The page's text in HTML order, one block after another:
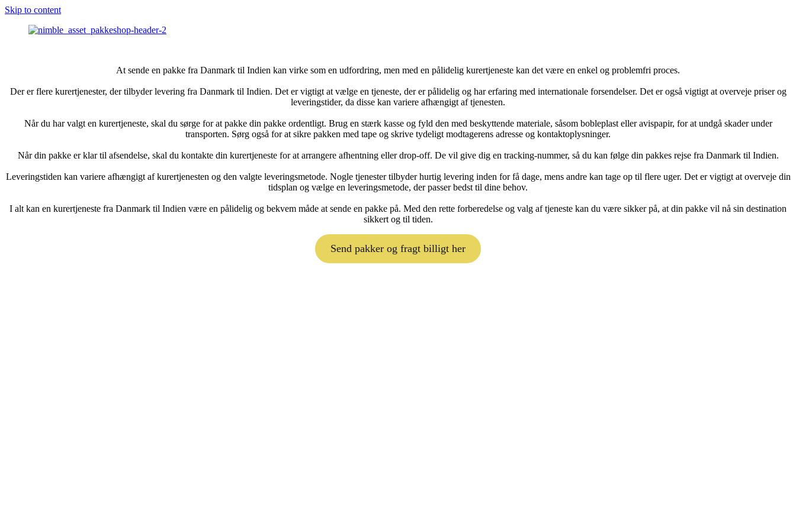
Skip to content
At sende en pakke fra Danmark til Indien kan virke som en udfordring, men med en pålidelig kurertjeneste kan det være en enkel og problemfri proces.
Der er flere kurertjenester, der tilbyder levering fra Danmark til Indien. Det er vigtigt at vælge en tjeneste, der er pålidelig og har erfaring med internationale forsendelser. Det er også vigtigt at overveje priser og
leveringstider, da disse kan variere afhængigt af tjenesten.
Når du har valgt en kurertjeneste, skal du sørge for at pakke din pakke ordentligt. Brug en stærk kasse og fyld den med beskyttende materiale, såsom bobleplast eller avispapir, for at undgå skader under
transporten. Sørg også for at sikre pakken med tape og skrive tydeligt modtagerens adresse og kontaktoplysninger.
Når din pakke er klar til afsendelse, skal du kontakte din kurertjeneste for at arrangere afhentning eller drop-off. De vil give dig en tracking-nummer, så du kan følge din pakkes rejse fra Danmark til Indien.
Leveringstiden kan variere afhængigt af kurertjenesten og den valgte leveringsmetode. Nogle tjenester tilbyder hurtig levering inden for få dage, mens andre kan tage op til flere uger. Det er vigtigt at overveje din
tidsplan og vælge en leveringsmetode, der passer bedst til dine behov.
I alt kan en kurertjeneste fra Danmark til Indien være en pålidelig og bekvem måde at sende en pakke på. Med den rette forberedelse og valg af tjeneste kan du være sikker på, at din pakke vil nå sin destination
sikkert og til tiden.
Send pakker og fragt billigt her